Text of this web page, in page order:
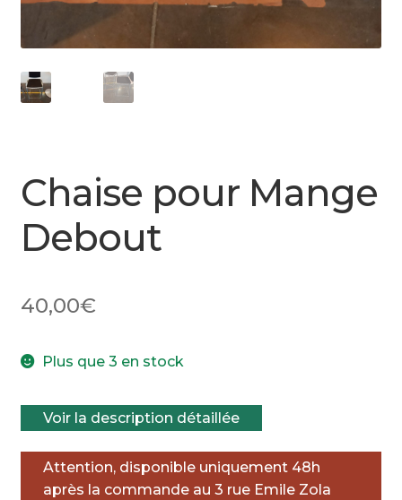
Chaise pour Mange
Debout
40,00€
Plus que 3 en stock
Voir la description détaillée
Attention, disponible uniquement 48h
après la commande au 3 rue Emile Zola